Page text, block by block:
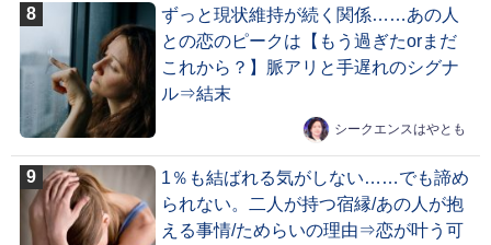
ずっと現状維持が続く関係……あの人
との恋のピークは【もう過ぎたorまだ
これから？】脈アリと手遅れのシグナ
ル⇒結末
シークエンスはやとも
1％も結ばれる気がしない……でも諦め
られない。二人が持つ宿縁/あの人が抱
える事情/ためらいの理由⇒恋が叶う可